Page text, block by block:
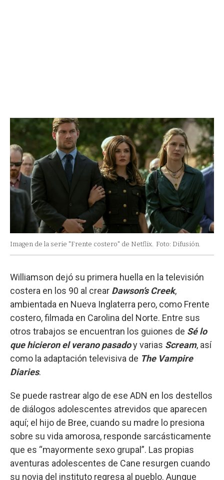
Imagen de la serie "Frente costero" de Netflix. Foto: Difusión.
Williamson dejó su primera huella en la televisión
costera en los 90 al crear Dawson’s Creek,
ambientada en Nueva Inglaterra pero, como Frente
costero, filmada en Carolina del Norte. Entre sus
otros trabajos se encuentran los guiones de Sé lo
que hicieron el verano pasadoy varias Scream, así
como la adaptación televisiva de The Vampire
Diaries.
Se puede rastrear algo de ese ADN en los destellos
de diálogos adolescentes atrevidos que aparecen
aquí; el hijo de Bree, cuando su madre lo presiona
sobre su vida amorosa, responde sarcásticamente
que es “mayormente sexo grupal”. Las propias
aventuras adolescentes de Cane resurgen cuando
su novia del instituto regresa al pueblo. Aunque